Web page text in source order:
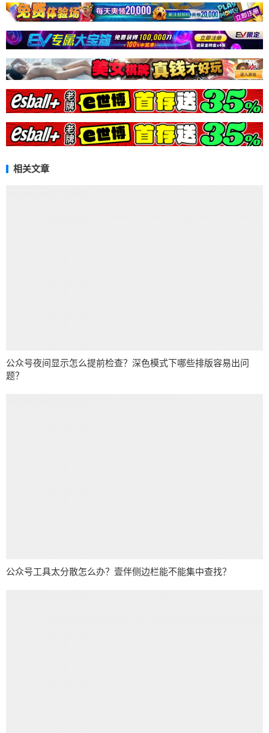
相关文章
公众号夜间显示怎么提前检查？深色模式下哪些排版容易出问
题？
公众号工具太分散怎么办？壹伴侧边栏能不能集中查找？